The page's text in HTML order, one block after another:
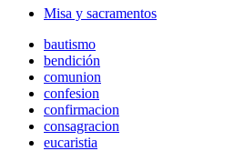
Misa y sacramentos
bautismo
bendición
comunion
confesion
confirmacion
consagracion
eucaristia